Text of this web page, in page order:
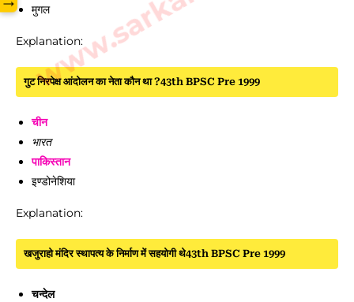
मुगल
Explanation:
गुट निरपेक्ष आंदोलन का नेता कौन था ?43th BPSC Pre 1999
चीन
भारत
पाकिस्तान
इण्डोनेशिया
Explanation:
खजुराहो मंदिर स्थापत्य के निर्माण में सहयोगी थे43th BPSC Pre 1999
चन्देल